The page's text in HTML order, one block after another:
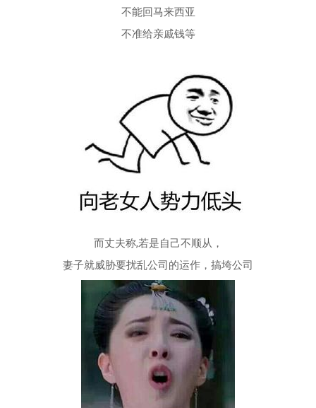
不能回马来西亚
不准给亲戚钱等
而丈夫称,若是自己不顺从，
妻子就威胁要扰乱公司的运作，搞垮公司